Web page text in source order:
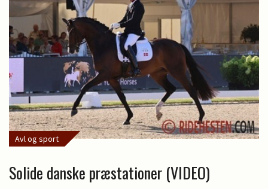
Avl og sport
Solide danske præstationer (VIDEO)